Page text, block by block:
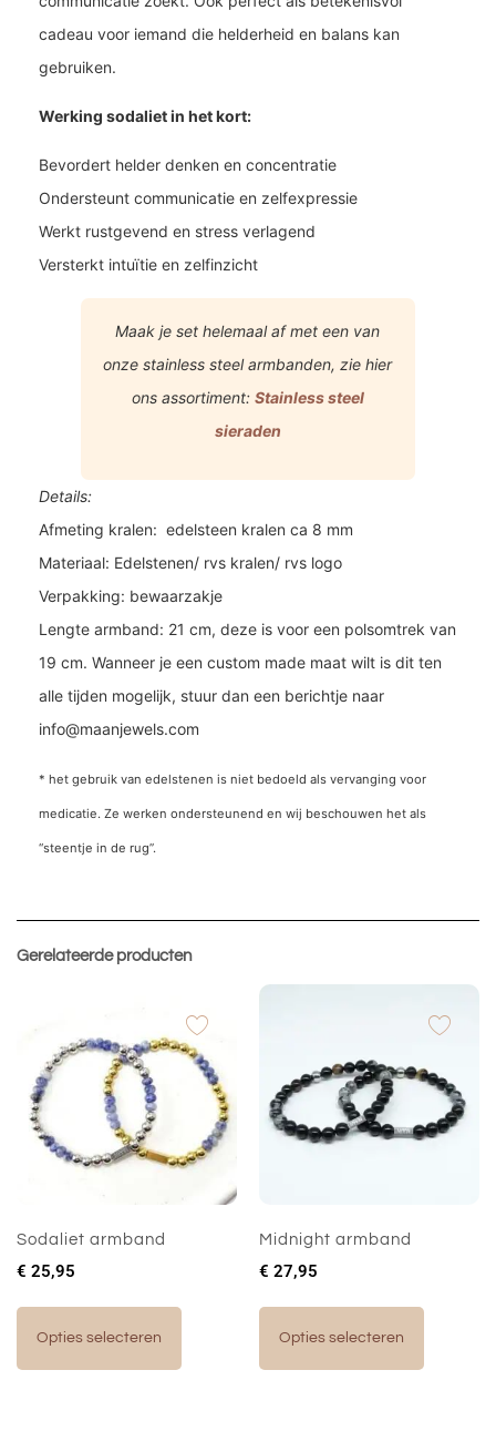
cadeau voor iemand die helderheid en balans kan
gebruiken.
Werking sodaliet in het kort:
Bevordert helder denken en concentratie
Ondersteunt communicatie en zelfexpressie
Werkt rustgevend en stress verlagend
Versterkt intuïtie en zelfinzicht
Maak je set helemaal af met een van
onze stainless steel armbanden, zie hier
ons assortiment: Stainless steel
sieraden
Details:
Afmeting kralen: edelsteen kralen ca 8 mm
Materiaal: Edelstenen/ rvs kralen/ rvs logo
Verpakking: bewaarzakje
Lengte armband: 21 cm, deze is voor een polsomtrek van
19 cm. Wanneer je een custom made maat wilt is dit ten
alle tijden mogelijk, stuur dan een berichtje naar
info@maanjewels.com
* het gebruik van edelstenen is niet bedoeld als vervanging voor
medicatie. Ze werken ondersteunend en wij beschouwen het als
“steentje in de rug”.
Gerelateerde producten
Sodaliet armband
€ 25,95
Opties selecteren
Midnight armband
€ 27,95
Opties selecteren